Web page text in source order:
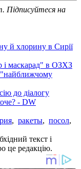
Підписуйтеся на
й хлорину в Сирії
і маскарад" в ОЗХЗ
"найближчому
до діалогу
- DW
, ракеты, посол,
текст і
це редакцію.